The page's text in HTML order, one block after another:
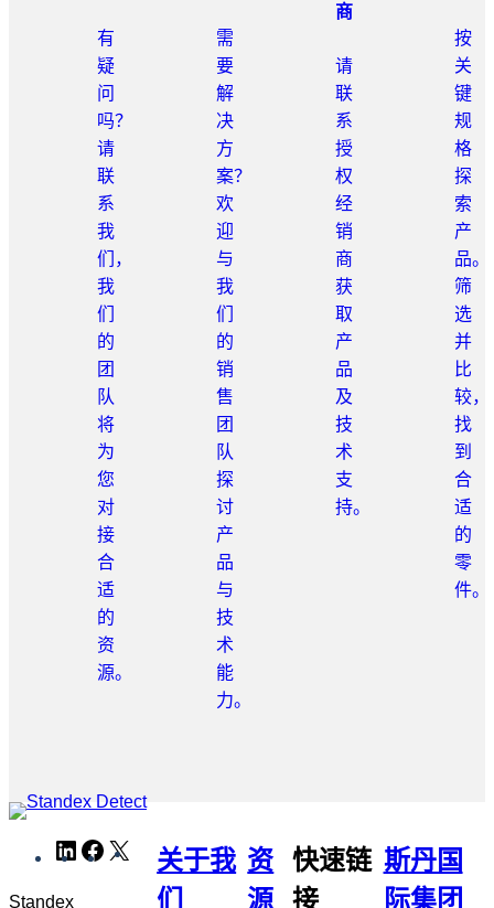
有
疑
问
吗？
请
联
系
我
们，
我
们
的
团
队
将
为
您
对
接
合
适
的
资
源。
需
要
解
决
方
案？
欢
迎
与
我
们
的
销
售
团
队
探
讨
产
品
与
技
术
能
力。
商
请
联
系
授
权
经
销
商
获
取
产
品
及
技
术
支
持。
按
关
键
规
格
探
索
产
品。
筛
选
并
比
较，
找
到
合
适
的
零
件。
LinkedInFacebook
WeChat
Standex
关于我
们
资
源
快速链
接
斯丹国
际集团